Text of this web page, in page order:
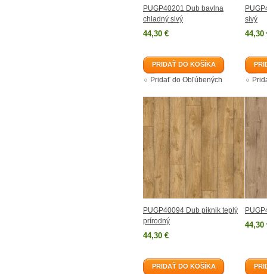
PUGP40201 Dub bavlna
chladný sivý
44,30 €
PRIDAŤ DO KOŠÍKA
Pridať do Obľúbených
sivý
44,30
PUGP40094 Dub piknik teplý
prírodný
44,30 €
PRIDAŤ DO KOŠÍKA
44,30